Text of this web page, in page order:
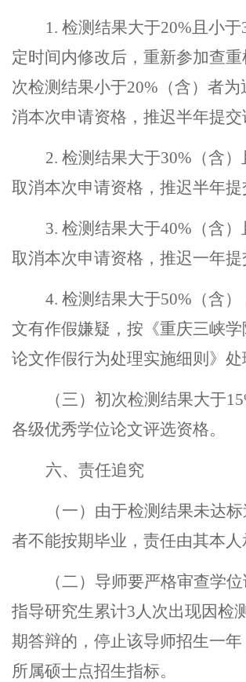
1. 检测结果大于20% 且小于
定时间内修改后，重新参加查
次检测结果小于20% （含）者
消本次申请资格，推迟半年提交
2. 检测结果大于30% （含
取消本次申请资格，推迟半年提
3. 检测结果大于40% （含
取消本次申请资格，推迟一年提
4. 检测结果大于50% （含
文有作假嫌疑，按《重庆三峡学
论文作假行为处理实施细则》处
（三）初次检测结果大于
各级优秀学位论文评选资格。
六、责任追究
（一）由于检测结果未达
者不能按期毕业，责任由其本人
（二）导师要严格审查学
指导研究生累计3人次出现因检
期答辩的，停止该导师招生一
所属硕士点招生指标。